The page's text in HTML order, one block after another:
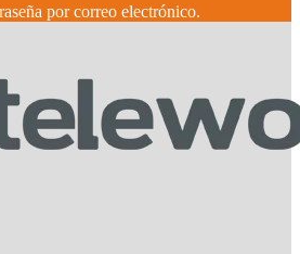
por correo electrónico.